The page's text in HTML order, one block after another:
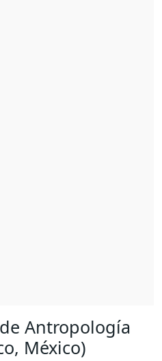
Antropología
México)